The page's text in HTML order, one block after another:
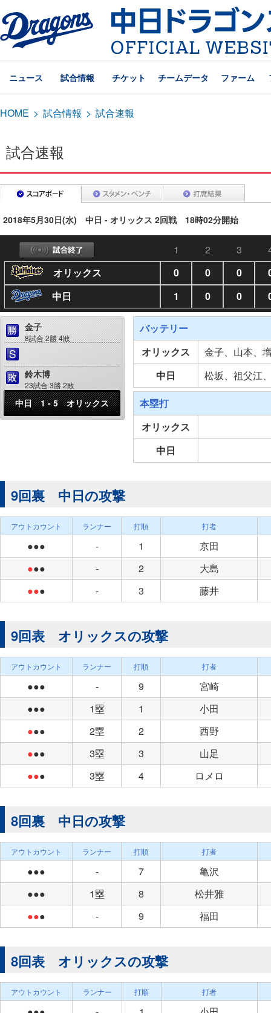
ニュース 試合情報 チケット チームデータ ファーム
HOME > 試合情報 > 試合速報
試合速報
2018年5月30日(水) 中日 - オリックス 2回戦 18時02分開始
1 2 3
オリックス
0 0 0
中日
1 0 0
金子
8試合 2勝 4敗
鈴木博
23試合 3勝 2敗
中日 1 - 5 オリックス
バッテリー
オリックス
金子、山本、
中日
松坂、祖父江
本塁打
オリックス
中日
9回裏 中日の攻撃
アウトカウント ランナー 打順 打者
●●● - 1
京田
●●● - 2
大島
●●● - 3 藤井
9回表 オリックスの攻撃
アウトカウント ランナー 打順 打者
●●● - 9
宮崎
●●●
1塁 1
小田
●●● 2塁 2
西野
●●● 3塁 3
山足
●●● 3塁 4 ロメロ
8回裏 中日の攻撃
アウトカウント ランナー 打順 打者
●●● - 7
亀沢
●●●
1塁 8
松井雅
●●● - 9 福田
8回表 オリックスの攻撃
アウトカウント ランナー 打順 打者